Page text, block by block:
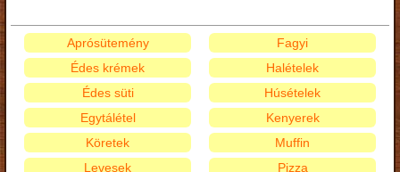
Aprósütemény
Édes krémek
Édes süti
Egytálétel
Fagyi
Halételek
Húsételek
Kenyerek
Köretek
Levesek
Muffin
Pizza